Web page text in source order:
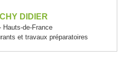
DIDIER
Hauts-de-France
et travaux préparatoires